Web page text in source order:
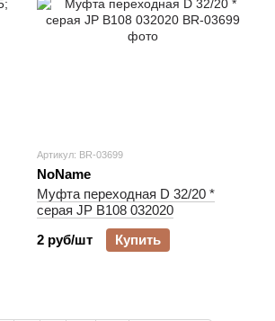
Артикул: BR-03699
NoName
Муфта переходная D 32/20 *
серая JP B108 032020
2 руб/шт
Купить